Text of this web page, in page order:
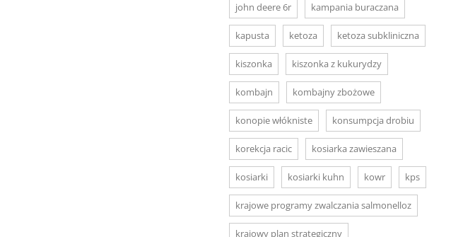
john deere 6r kampania buraczana
kapusta ketoza ketoza subkliniczna
kiszonka kiszonka z kukurydzy
kombajn kombajny zbożowe
konopie włókniste konsumpcja drobiu
korekcja racic kosiarka zawieszana
kosiarki kosiarki kuhn kowr kps
krajowe programy zwalczania salmonelloz
krajowy plan strategiczny